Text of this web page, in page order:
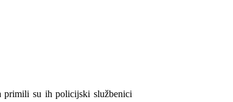
primili su ih policijski službenici